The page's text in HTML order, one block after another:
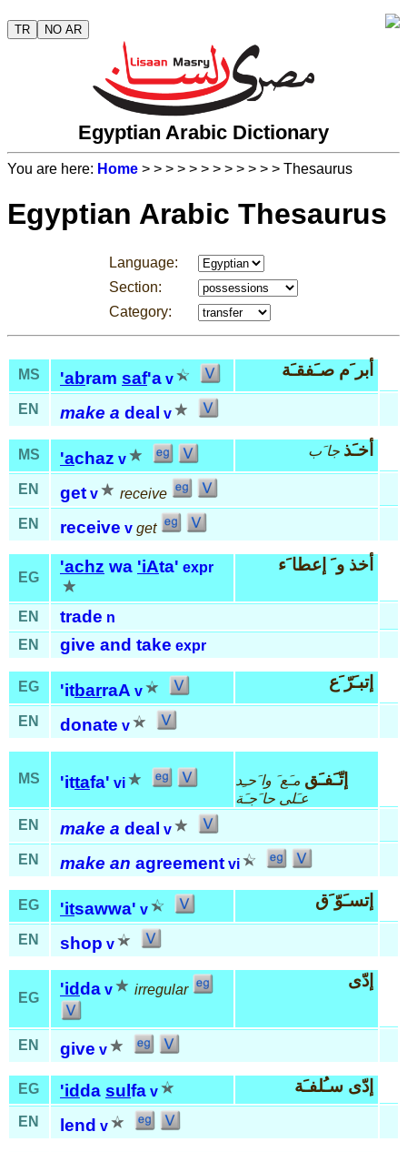
TR NO AR
Egyptian Arabic Dictionary
You are here: Home > > > > > > > > > > > > Thesaurus
Egyptian Arabic Thesaurus
Language:
Section:
Category:
MS 'abram saf'a v أبر َم صـَفقـَة
EN make a deal v
MS 'achaz v أخـَذ جا َب
EN get v
receive
EN
receive v get
EG
'achz wa 'iAta' expr أخذ و َ إعطا َء
EN trade n
EN
give and take expr
EG 'itbarraA v إتبـَرّ َع
EN donate v
MS 'ittafa' vi إتّـَفـَق مـَع َ وا َحـِد
عـَلى حا َجـَة
EN
make a deal v
EN
make an agreement vi
EG 'itsawwa' v إتسـَوّ َق
EN shop v
EG 'idda v irregular إدّى
EN give v
EG 'idda sul fa v إدّى سـُلفـَة
EN lend v